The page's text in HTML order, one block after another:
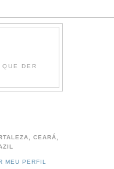
DER
CEARÁ,
MEU PERFIL